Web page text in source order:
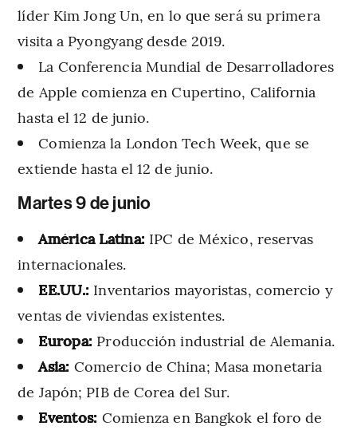
líder Kim Jong Un, en lo que será su primera
visita a Pyongyang desde 2019.
La Conferencia Mundial de Desarrolladores
de Apple comienza en Cupertino, California
hasta el 12 de junio.
Comienza la London Tech Week, que se
extiende hasta el 12 de junio.
Martes 9 de junio
América Latina: IPC de México, reservas
internacionales.
EE.UU.: Inventarios mayoristas, comercio y
ventas de viviendas existentes.
Europa: Producción industrial de Alemania.
Asia: Comercio de China; Masa monetaria
de Japón; PIB de Corea del Sur.
Eventos: Comienza en Bangkok el foro de